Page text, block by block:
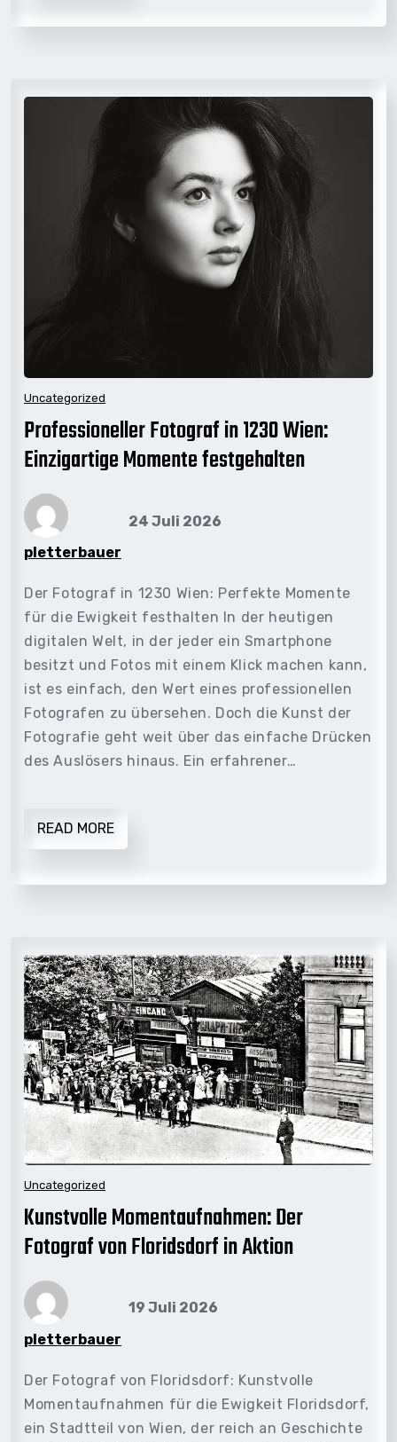
Uncategorized
Professioneller Fotograf in 1230 Wien:
Einzigartige Momente festgehalten
pletterbauer
24 Juli 2026
Der Fotograf in 1230 Wien: Perfekte Momente
für die Ewigkeit festhalten In der heutigen
digitalen Welt, in der jeder ein Smartphone
besitzt und Fotos mit einem Klick machen kann,
ist es einfach, den Wert eines professionellen
Fotografen zu übersehen. Doch die Kunst der
Fotografie geht weit über das einfache Drücken
des Auslösers hinaus. Ein erfahrener…
READ MORE
Uncategorized
Kunstvolle Momentaufnahmen: Der
Fotograf von Floridsdorf in Aktion
pletterbauer
19 Juli 2026
Der Fotograf von Floridsdorf: Kunstvolle
Momentaufnahmen für die Ewigkeit Floridsdorf,
ein Stadtteil von Wien, der reich an Geschichte